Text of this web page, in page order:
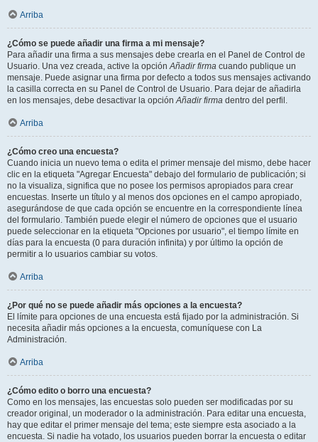
Arriba
¿Cómo se puede añadir una firma a mi mensaje?
Para añadir una firma a sus mensajes debe crearla en el Panel de Control de
Usuario. Una vez creada, active la opciónAñadir firma cuando publique un
mensaje. Puede asignar una firma por defecto a todos sus mensajes activando
la casilla correcta en su Panel de Control de Usuario. Para dejar de añadirla
en los mensajes, debe desactivar la opciónAñadir firma dentro del perfil.
Arriba
¿Cómo creo una encuesta?
Cuando inicia un nuevo tema o edita el primer mensaje del mismo, debe hacer
clic en la etiqueta "Agregar Encuesta" debajo del formulario de publicación; si
no la visualiza, significa que no posee los permisos apropiados para crear
encuestas. Inserte un título y al menos dos opciones en el campo apropiado,
asegurándose de que cada opción se encuentre en la correspondiente línea
del formulario. También puede elegir el número de opciones que el usuario
puede seleccionar en la etiqueta "Opciones por usuario", el tiempo límite en
días para la encuesta (0 para duración infinita) y por último la opción de
permitir a lo usuarios cambiar su votos.
Arriba
¿Por qué no se puede añadir más opciones a la encuesta?
El límite para opciones de una encuesta está fijado por la administración. Si
necesita añadir más opciones a la encuesta, comuníquese con La
Administración.
Arriba
¿Cómo edito o borro una encuesta?
Como en los mensajes, las encuestas solo pueden ser modificadas por su
creador original, un moderador o la administración. Para editar una encuesta,
hay que editar el primer mensaje del tema; este siempre esta asociado a la
encuesta. Si nadie ha votado, los usuarios pueden borrar la encuesta o editar